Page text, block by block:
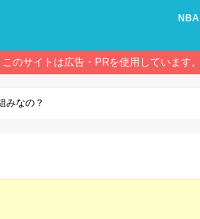
NBA
このサイトは広告・PRを使用しています。
みなの？